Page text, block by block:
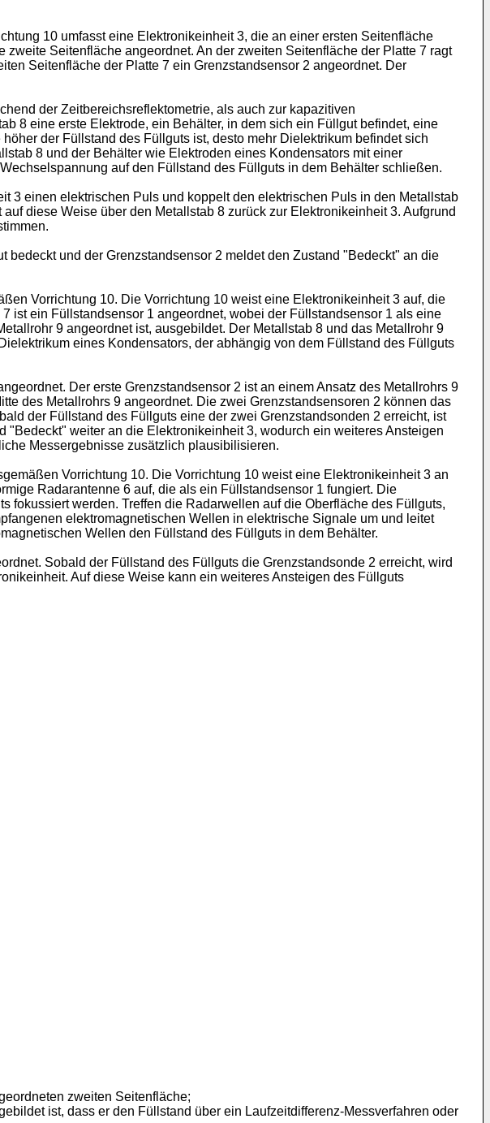
10 umfasst eine Elektronikeinheit 3, die an einer ersten Seitenfläche
Seitenfläche angeordnet. An der zweiten Seitenfläche der Platte 7 ragt
Seitenfläche der Platte 7 ein Grenzstandsensor 2 angeordnet. Der
der Zeitbereichsreflektometrie, als auch zur kapazitiven
8 eine erste Elektrode, ein Behälter, in dem sich ein Füllgut befindet, eine
der Füllstand des Füllguts ist, desto mehr Dielektrikum befindet sich
8 und der Behälter wie Elektroden eines Kondensators mit einer
auf den Füllstand des Füllguts in dem Behälter schließen.
3 einen elektrischen Puls und koppelt den elektrischen Puls in den Metallstab
diese Weise über den Metallstab 8 zurück zur Elektronikeinheit 3. Aufgrund
und der Grenzstandsensor 2 meldet den Zustand "Bedeckt" an die
Vorrichtung 10. Die Vorrichtung 10 weist eine Elektronikeinheit 3 auf, die
ist ein Füllstandsensor 1 angeordnet, wobei der Füllstandsensor 1 als eine
9 angeordnet ist, ausgebildet. Der Metallstab 8 und das Metallrohr 9
eines Kondensators, der abhängig von dem Füllstand des Füllguts
Der erste Grenzstandsensor 2 ist an einem Ansatz des Metallrohrs 9
des Metallrohrs 9 angeordnet. Die zwei Grenzstandsensoren 2 können das
der Füllstand des Füllguts eine der zwei Grenzstandsonden 2 erreicht, ist
weiter an die Elektronikeinheit 3, wodurch ein weiteres Ansteigen
Messergebnisse zusätzlich plausibilisieren.
Vorrichtung 10. Die Vorrichtung 10 weist eine Elektronikeinheit 3 an
Radarantenne 6 auf, die als ein Füllstandsensor 1 fungiert. Die
fokussiert werden. Treffen die Radarwellen auf die Oberfläche des Füllguts,
elektromagnetischen Wellen in elektrische Signale um und leitet
Wellen den Füllstand des Füllguts in dem Behälter.
Sobald der Füllstand des Füllguts die Grenzstandsonde 2 erreicht, wird
Auf diese Weise kann ein weiteres Ansteigen des Füllguts
zweiten Seitenfläche;
ist, dass er den Füllstand über ein Laufzeitdifferenz-Messverfahren oder